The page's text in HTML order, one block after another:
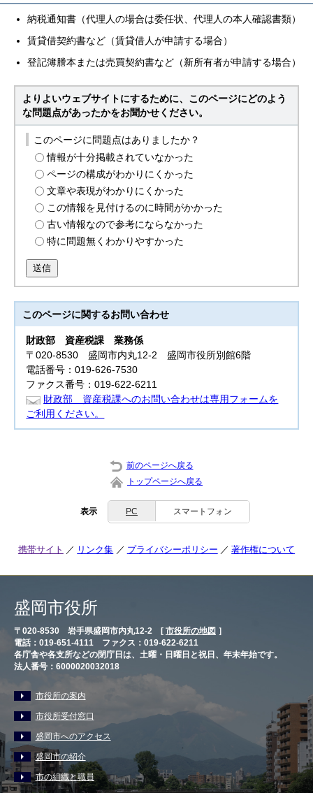
納税通知書（代理人の場合は委任状、代理人の本人確認書類）
賃貸借契約書など（賃貸借人が申請する場合）
登記簿謄本または売買契約書など（新所有者が申請する場合）
よりよいウェブサイトにするために、このページにどのよう
な問題点があったかをお聞かせください。
このページに問題点はありましたか？
情報が十分掲載されていなかった
ページの構成がわかりにくかった
文章や表現がわかりにくかった
この情報を見付けるのに時間がかかった
古い情報なので参考にならなかった
特に問題無くわかりやすかった
送信
このページに関するお問い合わせ
財政部 資産税課 業務係
〒020-8530 盛岡市内丸12-2 盛岡市役所別館6階
電話番号：019-626-7530
ファクス番号：019-622-6211
財政部 資産税課へのお問い合わせは専用フォームを
ご利用ください。
前のページへ戻る
トップページへ戻る
表示 PC スマートフォン
携帯サイト リンク集 プライバシーポリシー 著作権について
盛岡市役所
〒020-8530 岩手県盛岡市内丸12-2 [ 市役所の地図 ］
電話：019-651-4111 ファクス：019-622-6211
各庁舎や各支所などの閉庁日は、土曜・日曜日と祝日、年末年始です。
法人番号：6000020032018
市役所の案内
市役所受付窓口
盛岡市へのアクセス
盛岡市の紹介
市の組織と職員